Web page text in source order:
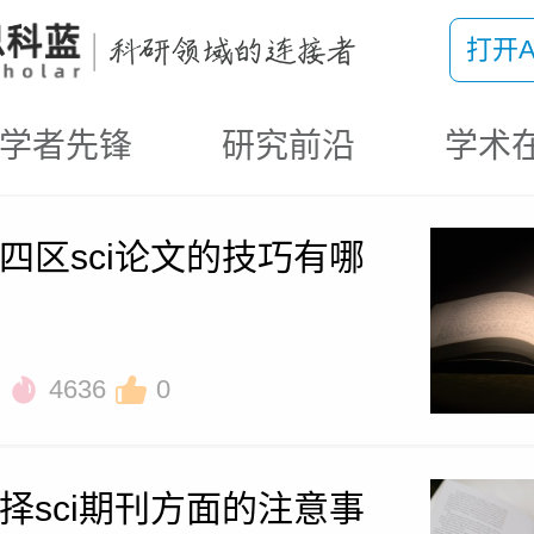
打开
学者先锋 研究前沿 学术
区sci论文的技巧有哪
4636 0
sci期刊方面的注意事